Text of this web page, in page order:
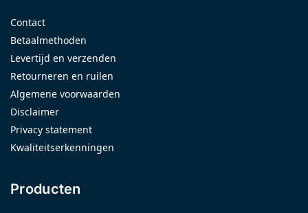
Contact
Betaalmethoden
Levertijd en verzenden
Retourneren en ruilen
Algemene voorwaarden
Disclaimer
Privacy statement
Kwaliteitserkenningen
Producten